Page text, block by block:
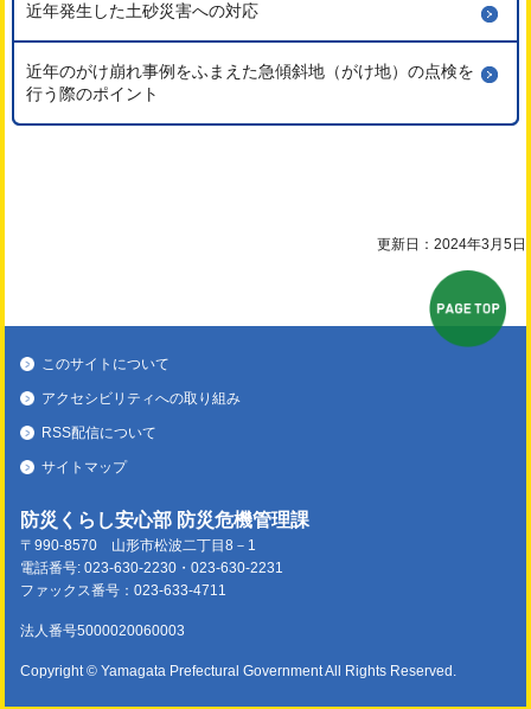
近年発生した土砂災害への対応
近年のがけ崩れ事例をふまえた急傾斜地（がけ地）の点検を
行う際のポイント
更新日：2024年3月5日
このサイトについて
アクセシビリティへの取り組み
RSS配信について
サイトマップ
防災くらし安心部 防災危機管理課
〒990-8570
山形市松波二丁目8－1
電話番号: 023-630-2230・023-630-2231
ファックス番号：023-633-4711
法人番号5000020060003
Copyright © Yamagata Prefectural GovernmentAll Rights Reserved.